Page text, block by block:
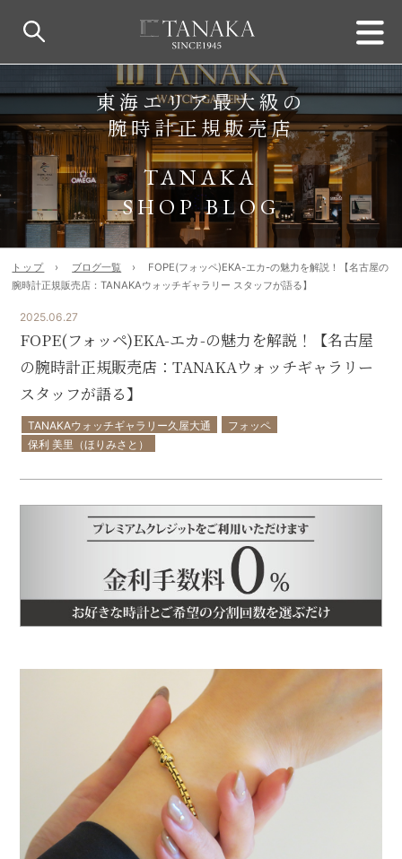
東海エリア最大級の
腕時計正規販売店
TANAKA
SHOP BLOG
トップ ブログ一覧
FOPE(フォッペ)EKA-エカ-の魅力を解説！【名古屋の
腕時計正規販売店：TANAKAウォッチギャラリー スタッフが語る】
2025.06.27
FOPE(フォッペ)EKA-エカ-の魅力を解説！【名古屋
の腕時計正規販売店：TANAKAウォッチギャラリー
スタッフが語る】
TANAKAウォッチギャラリー久屋大通
フォッペ
保利 美里（ほりみさと）